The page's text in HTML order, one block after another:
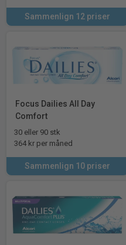
Sammenlign 12 priser
Focus Dailies All Day
Comfort
30 eller 90 stk
364 kr per måned
Sammenlign 10 priser